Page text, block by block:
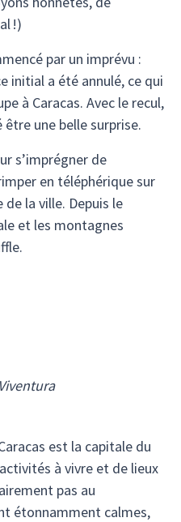
!)
par un imprévu :
initial a été annulé, ce qui
à Caracas. Avec le recul,
une belle surprise.
s’imprégner de
en téléphérique sur
la ville. Depuis le
et les montagnes
est la capitale du
à vivre et de lieux
pas au
étonnamment calmes,